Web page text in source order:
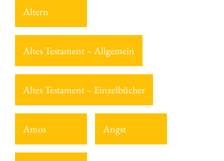
Altern
Altes Testament – Allgemein
Altes Testament – Einzelbücher
Amos Angst